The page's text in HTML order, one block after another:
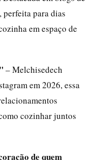
para dias
em espaço de
– Melchisedech
em 2026, essa
cozinhar juntos
de quem